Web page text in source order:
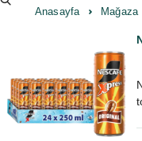
Anasayfa Mağaza